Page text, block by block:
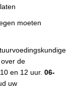
moeten
de
en 12 uur. 06-
uw